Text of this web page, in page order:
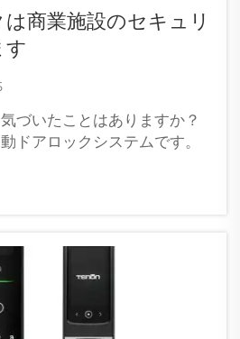
商業施設のセキュリ
す
づいたことはありますか？
ドアロックシステムです。
、ビジネスを安全に保ち、
立ちます。詳しくはこちら...